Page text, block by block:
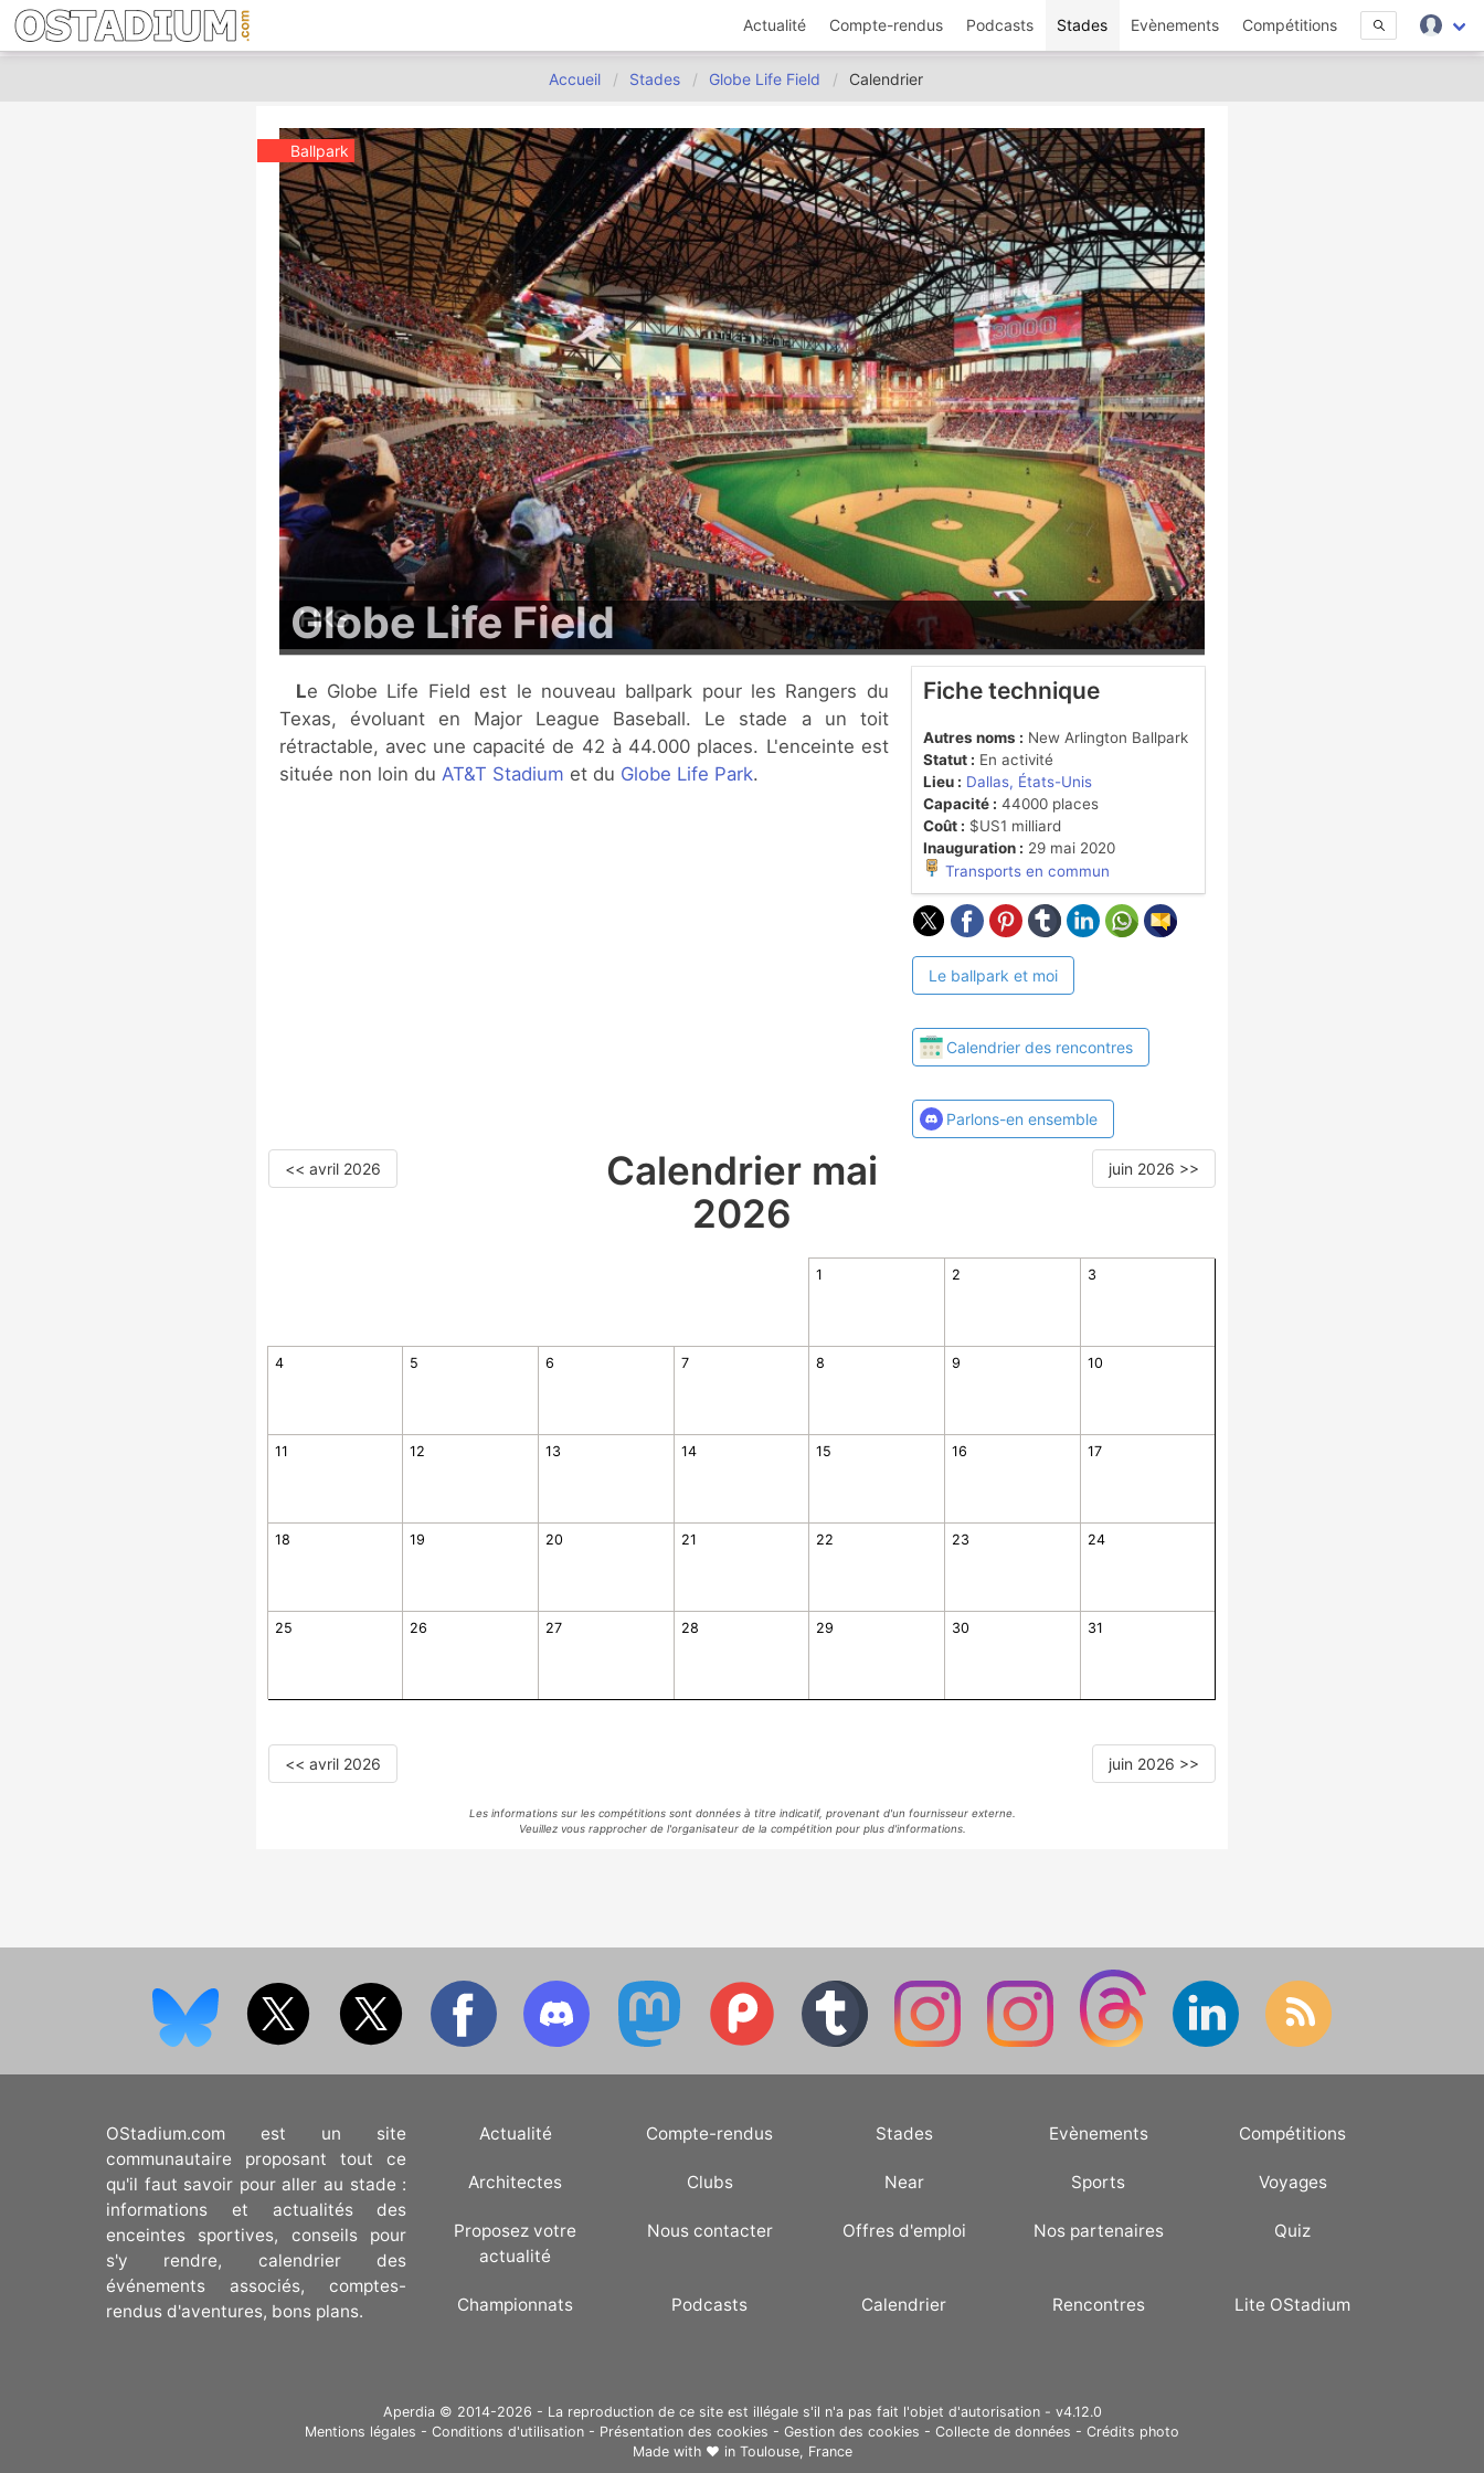
Actualité Compte-rendus Podcasts Stades Evènements Compétitions
Accueil Stades Globe Life Field Calendrier
Ballpark
Globe Life Field
Le Globe Life Field est le nouveau ballpark pour les Rangers du
Texas, évoluant en Major League Baseball. Le stade a un toit
rétractable, avec une capacité de 42 à 44.000 places. L'enceinte est
située non loin du AT&T Stadium et du Globe Life Park.
Fiche technique
Autres noms : New Arlington Ballpark
Statut : En activité
Lieu : Dallas, États-Unis
Capacité : 44000 places
Coût : $US1 milliard
Inauguration : 29 mai 2020
Transports en commun
Le ballpark et moi
Calendrier des rencontres
Parlons-en ensemble
Calendrier mai
2026
<< avril 2026 juin 2026 >>
1 2 3
4 5 6 7 8 9 10
11 12 13 14 15 16 17
18 19 20 21 22 23 24
25 26 27 28 29 30 31
<< avril 2026 juin 2026 >>
Les informations sur les compétitions sont données à titre indicatif, provenant d'un fournisseur externe.
Veuillez vous rapprocher de l'organisateur de la compétition pour plus d'informations.
OStadium.com est un site
communautaire proposant tout ce
qu'il faut savoir pour aller au stade :
informations et actualités des
enceintes sportives, conseils pour
s'y rendre, calendrier des
événements associés, comptes-
rendus d'aventures, bons plans.
Actualité Compte-rendus Stades Evènements Compétitions
Architectes Clubs Near Sports Voyages
Proposez votre
actualité
Nous contacter Offres d'emploi Nos partenaires Quiz
Championnats Podcasts Calendrier Rencontres Lite OStadium
Aperdia © 2014-2026 - La reproduction de ce site est illégale s'il n'a pas fait l'objet d'autorisation - v4.12.0
Mentions légales - Conditions d'utilisation - Présentation des cookies - Gestion des cookies - Collecte de données - Crédits photo
Made with ❤ in Toulouse, France